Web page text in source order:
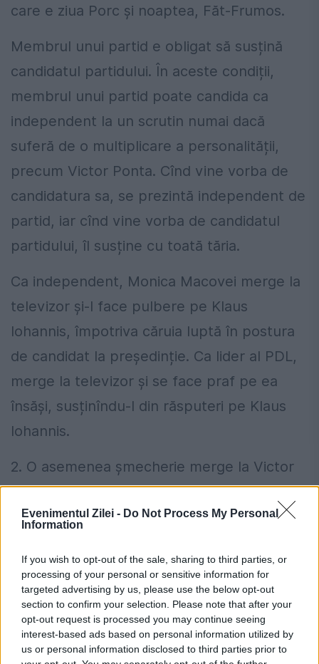
Evenimentul Zilei - Do Not Process My Personal
Information
If you wish to opt-out of the sale, sharing to third parties, or
processing of your personal or sensitive information for
targeted advertising by us, please use the below opt-out
section to confirm your selection. Please note that after your
opt-out request is processed you may continue seeing
interest-based ads based on personal information utilized by
us or personal information disclosed to third parties prior to
care e ziua Porc și noaptea, Făt-Frumos.
Membrul unui partid e obligat să susțină
candidatul partidului. În aceste condiții,
membrul unui partid poate candida ca
independent la un scrutin numai dacă
suferă de o multiplicare a personalității,
precum Victor Ponta. Cînd vine vorba de
candidatura sa, se prezintă independent de
partid, iar cînd vine vorba de candidatul
partidului, îl susține cu toată tăria.
Ca independent, Monica Macovei merge la
televizor și-l face pulbere pe Klaus
Iohannis, împotriva căruia luptă în postura
de candidat la președinție. Ca lider al PDL,
merge la televizor și se face praf pe ea
însăși, susținîndu-l din răsputeri pe Klaus
Iohannis.
2. O asemenea șmecherie merge la Victor
Ponta. Nu numai pentru că Victor Ponta ne-
a obișnuit cu multiplicările spectaculoase,
conflict și mușcînduse reciproc, precum
capetele balaurului din poveste, dar și
pentru că el se adresează unui electorat
care n-a ajuns încă, pe scara Istoriei, la